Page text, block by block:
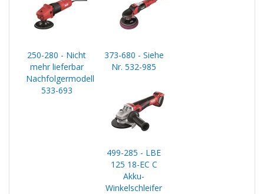
250-280 - Nicht
mehr lieferbar
Nachfolgermodell
533-693
373-680 - Siehe
Nr. 532-985
499-285 - LBE
125 18-EC C
Akku-
Winkelschleifer